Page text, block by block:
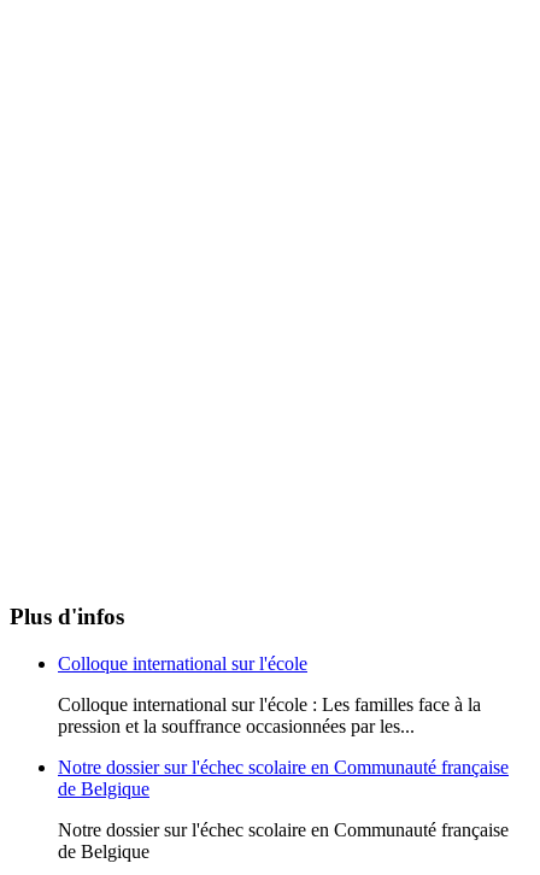
Plus d'infos
Colloque international sur l'école
Colloque international sur l'école : Les familles face à la
pression et la souffrance occasionnées par les...
Notre dossier sur l'échec scolaire en Communauté française
de Belgique
Notre dossier sur l'échec scolaire en Communauté française
de Belgique